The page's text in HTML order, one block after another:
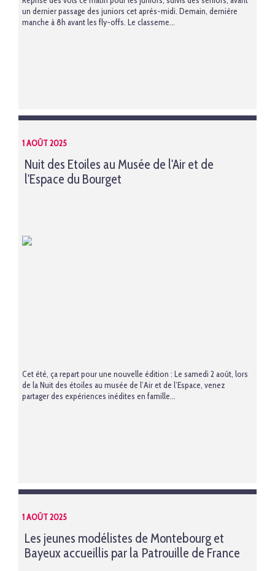
un dernier passage des juniors cet après-midi. Demain, dernière
manche à 8h avant les fly-offs. Le classeme...
1 AOÛT 2025
Nuit des Etoiles au Musée de l'Air et de
l'Espace du Bourget
Cet été, ça repart pour une nouvelle édition : Le samedi 2 août, lors
de la Nuit des étoiles au musée de l’Air et de l’Espace, venez
partager des expériences inédites en famille...
1 AOÛT 2025
Les jeunes modélistes de Montebourg et
Bayeux accueillis par la Patrouille de France